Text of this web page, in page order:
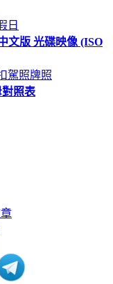
日
文版 光碟映像 (ISO
駕照牌照
對照表